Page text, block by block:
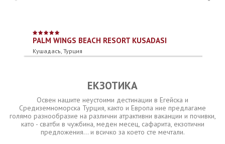
PALM WINGS BEACH RESORT KUSADASI
Кушадасъ, Турция
ЕКЗОТИКА
Освен нашите неустоими дестинации в Егейска и
Средиземноморска Турция, както и Европа ние предлагаме
голямо разнообразие на различни атрактивни ваканции и почивки,
като - сватби в чужбина, меден месец, сафарита, екзотични
предложения... и всичко за което сте мечтали.